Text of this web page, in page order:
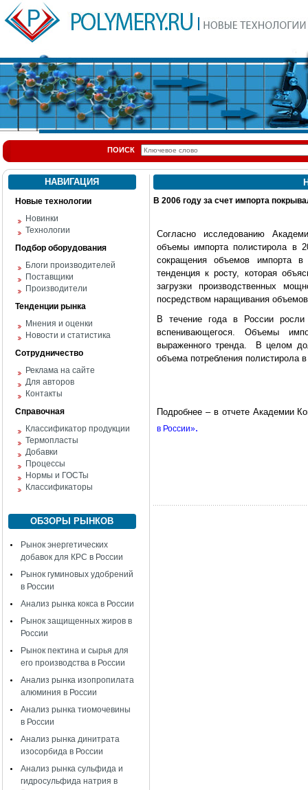
ПОИСК
НАВИГАЦИЯ
Новые технологии
Новинки
Технологии
Подбор оборудования
Блоги производителей
Поставщики
Производители
Тенденции рынка
Мнения и оценки
Новости и статистика
Сотрудничество
Реклама на сайте
Для авторов
Контакты
Справочная
Классификатор продукции
Термопласты
Добавки
Процессы
Нормы и ГОСТы
Классификаторы
ОБЗОРЫ РЫНКОВ
Рынок энергетических
добавок для КРС в России
Рынок гуминовых удобрений
в России
Анализ рынка кокса в России
Рынок защищенных жиров в
России
Рынок пектина и сырья для
его производства в России
Анализ рынка изопропилата
алюминия в России
Анализ рынка тиомочевины
в России
Анализ рынка динитрата
изосорбида в России
Анализ рынка сульфида и
гидросульфида натрия в
В 2006 году за счет импорта
Согласно исследованию
объемы импорта полистирола в
сокращения объемов импорта
тенденция к росту, которая
загрузки производственных
посредством наращивания
В течение года в России
вспенивающегося. Объемы
выраженного тренда. В целом
объема потребления полистирола
Подробнее – в отчете Академии
в России».